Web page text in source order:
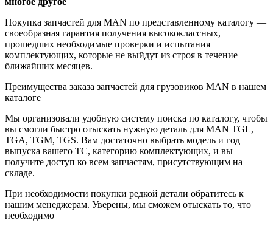
Покупка запчастей для MAN по представленному каталогу —
своеобразная гарантия получения высококлассных,
прошедших необходимые проверки и испытания
комплектующих, которые не выйдут из строя в течение
ближайших месяцев.
Преимущества заказа запчастей для грузовиков MAN в нашем
каталоге
Мы организовали удобную систему поиска по каталогу, чтобы
вы смогли быстро отыскать нужную деталь для MAN TGL,
TGA, TGM, TGS. Вам достаточно выбрать модель и год
выпуска вашего ТС, категорию комплектующих, и вы
получите доступ ко всем запчастям, присутствующим на
складе.
При необходимости покупки редкой детали обратитесь к
нашим менеджерам. Уверены, мы сможем отыскать то, что
необходимо